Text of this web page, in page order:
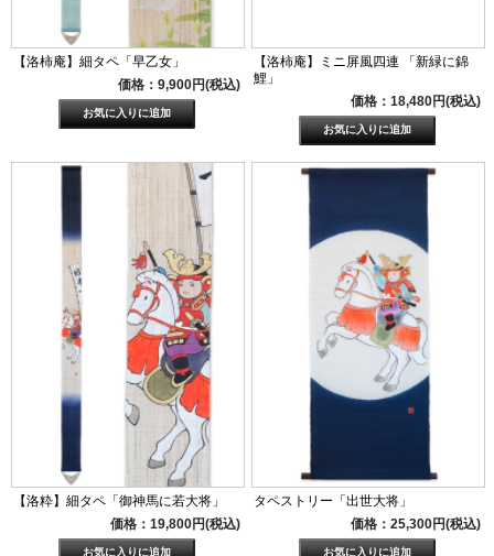
【洛柿庵】細タペ「早乙女」
価格：9,900円(税込)
【洛柿庵】ミニ屏風四連 「新緑に錦
鯉」
価格：18,480円(税込)
【洛粋】細タペ「御神馬に若大将」
価格：19,800円(税込)
タペストリー「出世大将」
価格：25,300円(税込)